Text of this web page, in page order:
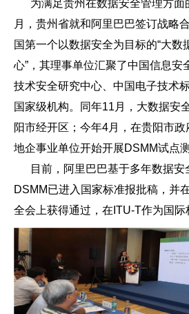
为满足贵州在数据安全管理方面
月，贵州省就和阿里巴巴签订战略
国第一个以数据安全为目标的“大数
心”，其理事单位汇聚了中国信息安
技术安全研究中心、中国电子技术
国家级机构。同年11月，大数据安
阳市经开区；今年4月，在贵阳市
地企事业单位开始开展DSMM试点测
目前，阿里巴巴基于多年数据安
DSMM已进入国家标准报批稿，并
全会上获得通过，在ITU-T作为国际